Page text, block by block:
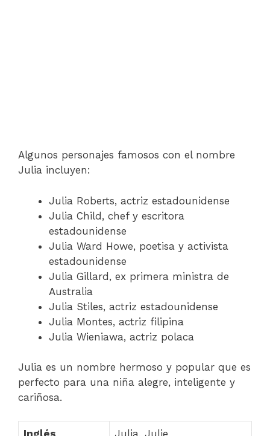
Algunos personajes famosos con el nombre
Julia incluyen:
Julia Roberts, actriz estadounidense
Julia Child, chef y escritora
estadounidense
Julia Ward Howe, poetisa y activista
estadounidense
Julia Gillard, ex primera ministra de
Australia
Julia Stiles, actriz estadounidense
Julia Montes, actriz filipina
Julia Wieniawa, actriz polaca
Julia es un nombre hermoso y popular que es
perfecto para una niña alegre, inteligente y
cariñosa.
Inglés Julia, Julie